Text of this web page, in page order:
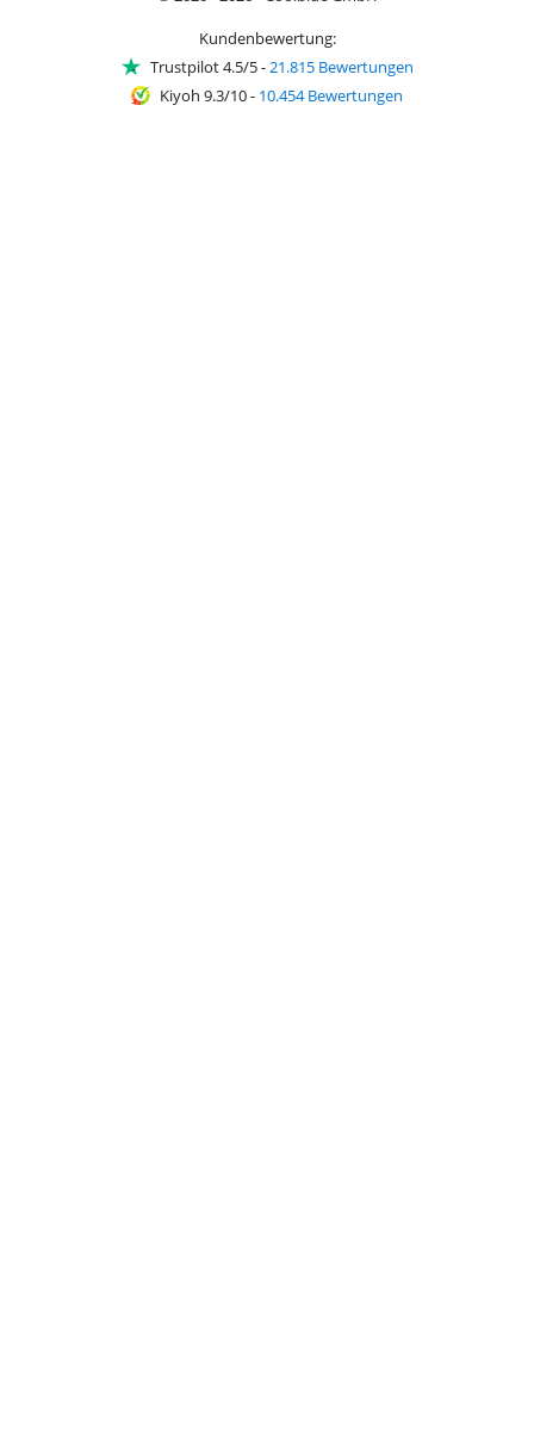
Kundenbewertung:
Trustpilot 4.5/5-21.815 Bewertungen
Kiyoh 9.3/10- 10.454 Bewertungen